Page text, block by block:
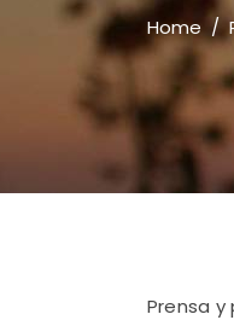
Home/
Prensa y